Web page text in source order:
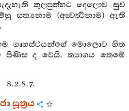
කුලපුත්හට දෙලොව සුව
සත්‍යනාම (අන්‍වර්‍ත්‍ථනාම) ඇති
ගෘහස්ථයන්ගේ මොලොව හිත
ද වෙයි. ත්‍යාගය තෙමේ
8. 2. 8. 7.
සූත්‍රය